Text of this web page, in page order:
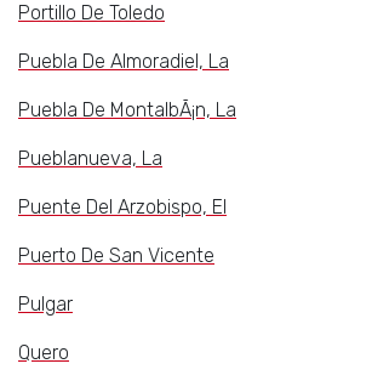
Portillo De Toledo
Puebla De Almoradiel, La
Puebla De MontalbÃ¡n, La
Pueblanueva, La
Puente Del Arzobispo, El
Puerto De San Vicente
Pulgar
Quero